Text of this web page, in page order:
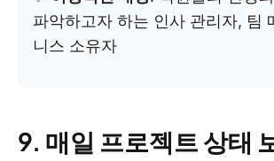
파악하고자 하는 인사 관리자, 팀
니스 소유자
9. 매일 프로젝트 상태